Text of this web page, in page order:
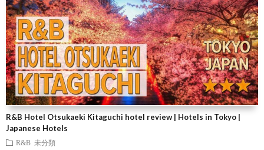
R&B Hotel Otsukaeki Kitaguchi hotel review | Hotels in Tokyo |
Japanese Hotels
R&B 未分類